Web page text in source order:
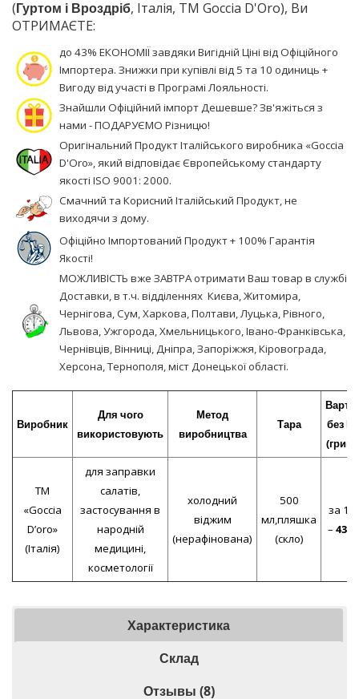
(Гуртом і Вроздріб, Італія, TM Goccia D'Oro), Ви
ОТРИМАЄТЕ:
до 43% ЕКОНОМІЇ завдяки Вигідній Ціні від Офіційного
Імпортера. Знижки при купівлі від 5 та 10 одиниць +
Вигоду від участі в Програмі Лояльності.
Знайшли Офіційний імпорт Дешевше? Зв'яжіться з
нами - ПОДАРУЄМО Різницю!
Оригінальний Продукт Італійського виробника «Goccia
D'Oro», який відповідає Європейському стандарту
якості ISO 9001: 2000.
Смачний та Корисний Італійський Продукт, не
виходячи з дому.
Офіційно Імпортований Продукт + 100% Гарантія
Якості!
МОЖЛИВІСТЬ вже ЗАВТРА отримати Ваш товар в службі
Доставки, в т.ч. відділеннях Києва, Житомира,
Чернігова, Сум, Харкова, Полтави, Луцька, Рівного,
Львова, Ужгорода, Хмельницького, Івано-Франківська,
Чернівців, Вінниці, Дніпра, Запоріжжя, Кіровограда,
Херсона, Тернополя, міст Донецької області.
Виробник
Для чого
використовують
Метод
виробництва
Тара
без
ТМ
«Goccia
D’oro»
(Італія)
для заправки
салатів,
застосування в
народній
медицині,
косметології
холодний
віджим
(нерафінована)
500
мл,пляшка
(скло)
за 1
–435
Характеристика
Склад
Отзывы (8)